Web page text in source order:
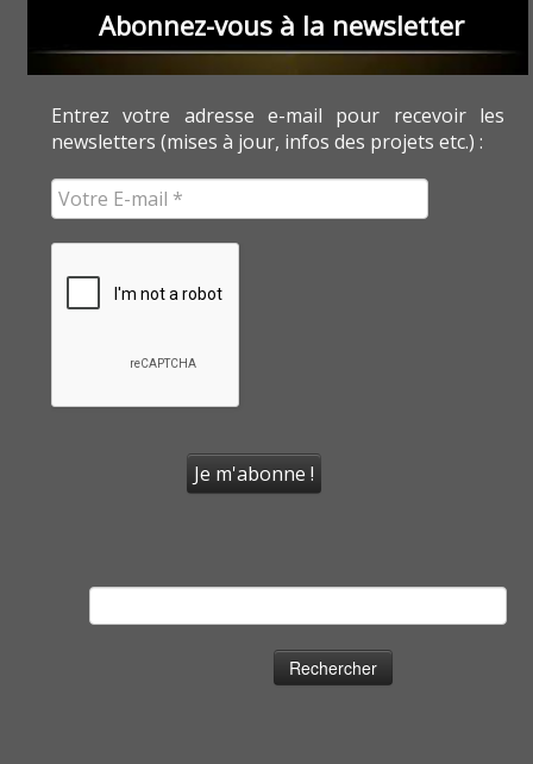
Abonnez-vous à la newsletter
Entrez votre adresse e-mail pour recevoir les
newsletters (mises à jour, infos des projets etc.) :